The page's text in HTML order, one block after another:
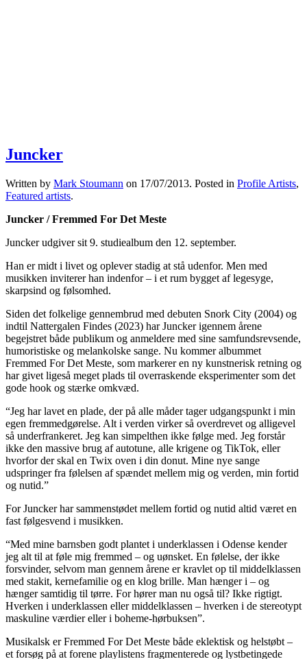
Juncker
Written by Mark Stoumann on 17/07/2013. Posted in Profile Artists,
Featured artists.
Juncker / Fremmed For Det Meste
Juncker udgiver sit 9. studiealbum den 12. september.
Han er midt i livet og oplever stadig at stå udenfor. Men med
musikken inviterer han indenfor – i et rum bygget af legesyge,
skarpsind og følsomhed.
Siden det folkelige gennembrud med debuten Snork City (2004) og
indtil Nattergalen Findes (2023) har Juncker igennem årene
begejstret både publikum og anmeldere med sine samfundsrevsende,
humoristiske og melankolske sange. Nu kommer albummet
Fremmed For Det Meste, som markerer en ny kunstnerisk retning og
har givet ligeså meget plads til overraskende eksperimenter som det
gode hook og stærke omkvæd.
“Jeg har lavet en plade, der på alle måder tager udgangspunkt i min
egen fremmedgørelse. Alt i verden virker så overdrevet og alligevel
så underfrankeret. Jeg kan simpelthen ikke følge med. Jeg forstår
ikke den massive brug af autotune, alle krigene og TikTok, eller
hvorfor der skal en Twix oven i din donut. Mine nye sange
udspringer fra følelsen af spændet mellem mig og verden, min fortid
og nutid.”
For Juncker har sammenstødet mellem fortid og nutid altid været en
fast følgesvend i musikken.
“Med mine barnsben godt plantet i underklassen i Odense kender
jeg alt til at føle mig fremmed – og uønsket. En følelse, der ikke
forsvinder, selvom man gennem årene er kravlet op til middelklassen
med stakit, kernefamilie og en klog brille. Man hænger i – og
hænger samtidig til tørre. For hører man nu også til? Ikke rigtigt.
Hverken i underklassen eller middelklassen – hverken i de stereotypt
maskuline værdier eller i boheme-hørbuksen”.
Musikalsk er Fremmed For Det Meste både eklektisk og helstøbt –
et forsøg på at forene playlistens fragmenterede og lystbetingede